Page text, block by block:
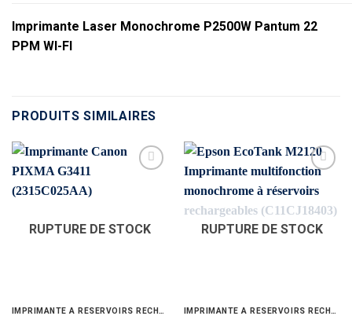
Imprimante Laser Monochrome P2500W Pantum 22
PPM WI-FI
PRODUITS SIMILAIRES
RUPTURE DE STOCK
IMPRIMANTE A RÉSERVOIRS RECHARGEABLES
RUPTURE DE STOCK
IMPRIMANTE A RÉSERVOIRS RECHARGEABLES